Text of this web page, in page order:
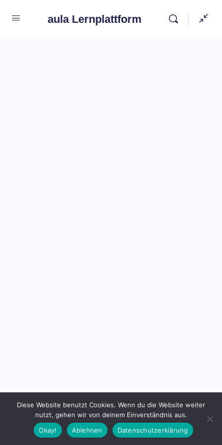
aula Lernplattform
Diese Website benutzt Cookies. Wenn du die Website weiter
nutzt, gehen wir von deinem Einverständnis aus.
Okay!
Ablehnen Datenschutzerklärung